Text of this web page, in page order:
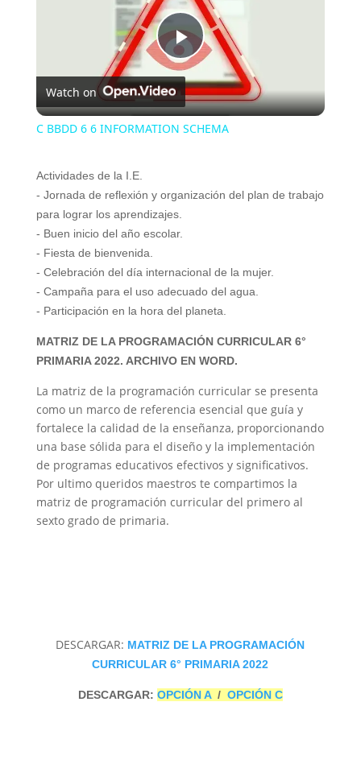
P
l
y
i
d
e
o
Watch on
C BBDD 6 6 INFORMATION SCHEMA
Actividades de la I.E.
- Jornada de reflexión y organización del plan de trabajo
para lograr los aprendizajes.
- Buen inicio del año escolar.
- Fiesta de bienvenida.
- Celebración del día internacional de la mujer.
- Campaña para el uso adecuado del agua.
- Participación en la hora del planeta.
MATRIZ DE LA PROGRAMACIÓN CURRICULAR 6°
PRIMARIA 2022. ARCHIVO EN WORD.
La matriz de la programación curricular se presenta
como un marco de referencia esencial que guía y
fortalece la calidad de la enseñanza, proporcionando
una base sólida para el diseño y la implementación
de programas educativos efectivos y significativos.
Por ultimo queridos maestros te compartimos la
matriz de programación curricular del primero al
sexto grado de primaria.
DESCARGAR: MATRIZ DE LA PROGRAMACIÓN
CURRICULAR 6° PRIMARIA 2022
DESCARGAR: OPCIÓN A/ OPCIÓN C